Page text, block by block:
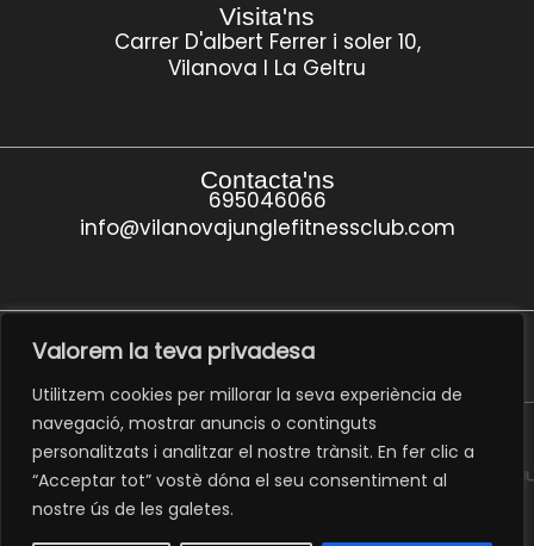
Valorem la teva privadesa
Utilitzem cookies per millorar la seva experiència de
navegació, mostrar anuncis o continguts
personalitzats i analitzar el nostre trànsit. En fer clic a
“Acceptar tot” vostè dóna el seu consentiment al
nostre ús de les galetes.
Visita'ns
Carrer D'albert Ferrer i soler 10,
Vilanova I La Geltru
Contacta'ns
695046066
info@vilanovajunglefitnessclub.com
Segueix-nos
Avís legal · Política de privadesa ·